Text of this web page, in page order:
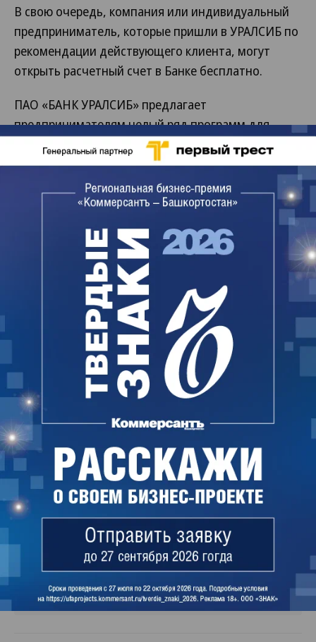
В свою очередь, компания или индивидуальный
предприниматель, которые пришли в УРАЛСИБ по
рекомендации действующего клиента, могут
открыть расчетный счет в Банке бесплатно.
ПАО «БАНК УРАЛСИБ» предлагает
предпринимателям целый ряд программ для
развития бизнеса: целевые кредиты на
приобретение коммерческой недвижимости и
транспорта, кредиты на пополнение оборотного
капитала, выгодное расчетно-кассовое
Клиенты банка могут также воспользоваться
специальными небанковскими сервисами:
Интернет-бухгалтерией «Мое дело», сервисом
юридических консультаций «Адвокат для
бизнеса», сервисом проверки контрагента
«Светофор», услугой экспресс-доставки
документов от компании СДЭК. Кроме этого,
специально для предпринимателей в Банке
УРАЛСИБ стартовал новый обучающий проект –
Университет бизнеса. Он позволяет
начинающим и опытным бизнесменам бесплатно
получать необходимые знания от экспертов для
старта и развития своего дела.
Более подробную информацию можно получить
Банка УРАЛСИБ.
Поделиться
Читайте нас вMAX и вТелеграме